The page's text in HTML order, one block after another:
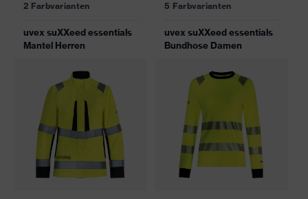
2 Farbvarianten
uvex suXXeed essentials
Mantel Herren
5 Farbvarianten
uvex suXXeed essentials
Bundhose Damen